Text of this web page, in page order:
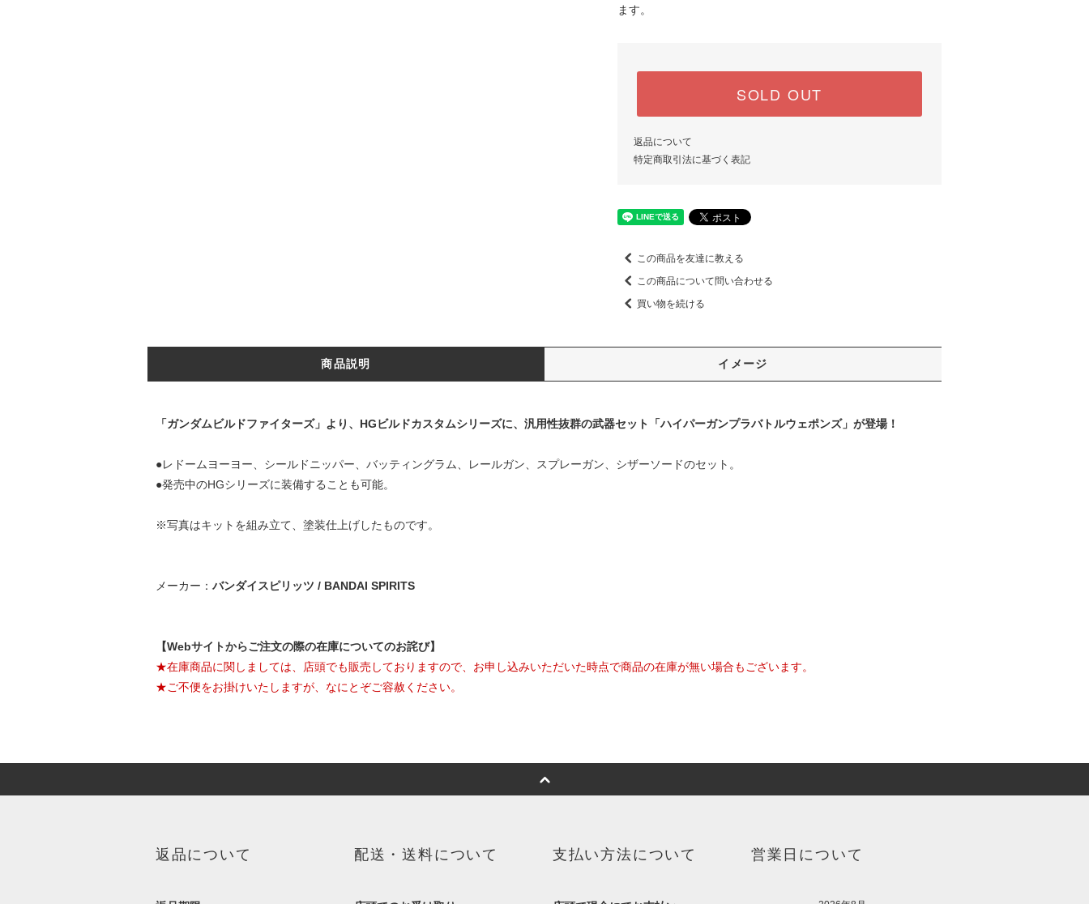
ます。
SOLD OUT
返品について
特定商取引法に基づく表記
この商品を友達に教える
この商品について問い合わせる
買い物を続ける
商品説明 イメージ
「ガンダムビルドファイターズ」より、HGビルドカスタムシリーズに、汎用性抜群の武器セット「ハイパーガンプラバトルウェポンズ」が登場！
●レドームヨーヨー、シールドニッパー、バッティングラム、レールガン、スプレーガン、シザーソードのセット。
●発売中のHGシリーズに装備することも可能。
※写真はキットを組み立て、塗装仕上げしたものです。
メーカー： バンダイスピリッツ / BANDAI SPIRITS
【Webサイトからご注文の際の在庫についてのお詫び】
★在庫商品に関しましては、店頭でも販売しておりますので、お申し込みいただいた時点で商品の在庫が無い場合もございます。
★ご不便をお掛けいたしますが、なにとぞご容赦ください。
返品について 配送・送料について 支払い方法について 営業日について